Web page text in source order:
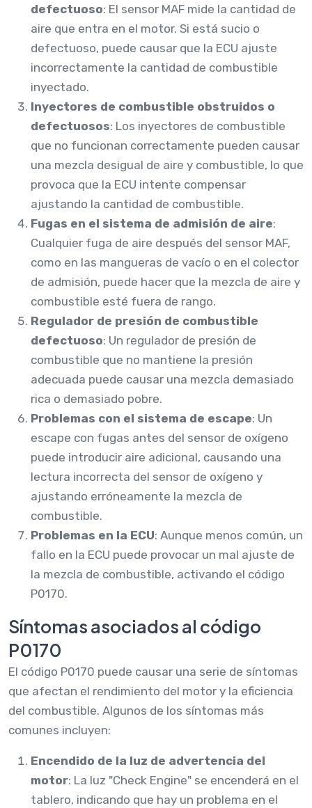
defectuoso: El sensor MAF mide la cantidad de
aire que entra en el motor. Si está sucio o
defectuoso, puede causar que la ECU ajuste
incorrectamente la cantidad de combustible
inyectado.
Inyectores de combustible obstruidos o
defectuosos: Los inyectores de combustible
que no funcionan correctamente pueden causar
una mezcla desigual de aire y combustible, lo que
provoca que la ECU intente compensar
ajustando la cantidad de combustible.
Fugas en el sistema de admisión de aire:
Cualquier fuga de aire después del sensor MAF,
como en las mangueras de vacío o en el colector
de admisión, puede hacer que la mezcla de aire y
combustible esté fuera de rango.
Regulador de presión de combustible
defectuoso: Un regulador de presión de
combustible que no mantiene la presión
adecuada puede causar una mezcla demasiado
rica o demasiado pobre.
Problemas con el sistema de escape: Un
escape con fugas antes del sensor de oxígeno
puede introducir aire adicional, causando una
lectura incorrecta del sensor de oxígeno y
ajustando erróneamente la mezcla de
combustible.
Problemas en la ECU: Aunque menos común, un
fallo en la ECU puede provocar un mal ajuste de
la mezcla de combustible, activando el código
P0170.
Síntomas asociados al código
P0170
El código P0170 puede causar una serie de síntomas
que afectan el rendimiento del motor y la eficiencia
del combustible. Algunos de los síntomas más
comunes incluyen:
Encendido de la luz de advertencia del
motor: La luz "Check Engine" se encenderá en el
tablero, indicando que hay un problema en el